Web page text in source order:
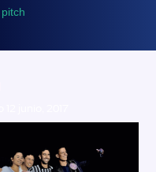
pitch